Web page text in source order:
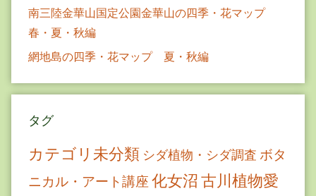
南三陸金華山国定公園金華山の四季・花マップ
春・夏・秋編
網地島の四季・花マップ 夏・秋編
タグ
カテゴリ未分類 シダ植物・シダ調査 ボタ
ニカル・アート講座 化女沼古川植物愛